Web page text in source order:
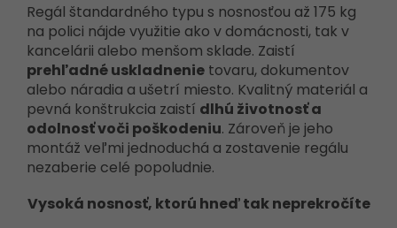
Regál štandardného typu s nosnosťou až 175 kg
na polici nájde využitie ako v domácnosti, tak v
kancelárii alebo menšom sklade. Zaistí
prehľadné uskladnenie tovaru, dokumentov
alebo náradia a ušetrí miesto. Kvalitný materiál a
pevná konštrukcia zaistí dlhú životnosť a
odolnosť voči poškodeniu. Zároveň je jeho
montáž veľmi jednoduchá a zostavenie regálu
nezaberie celé popoludnie.
Vysoká nosnosť, ktorú hneď tak neprekročíte